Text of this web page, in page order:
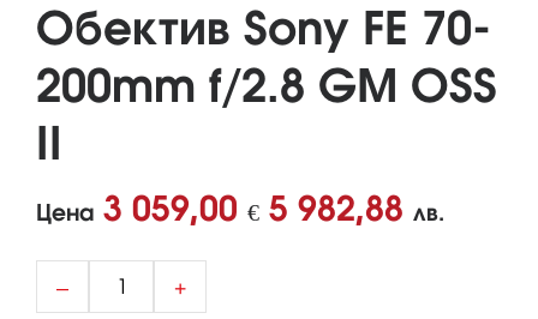
Обектив Sony FE 70-
200mm f/2.8 GM OSS
II
Цена 3 059,00 € 5 982,88 лв.
– +